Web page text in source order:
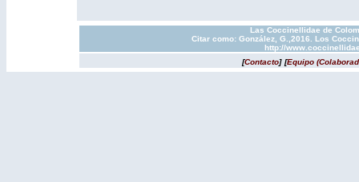
Las Coccinellidae de
Citar como: González, G.,2016. Los
http://
[Contacto] [Equipo